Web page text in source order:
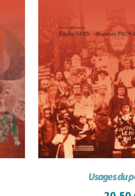
Usages du